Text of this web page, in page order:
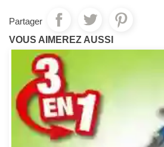
Partager
VOUS AIMEREZ AUSSI